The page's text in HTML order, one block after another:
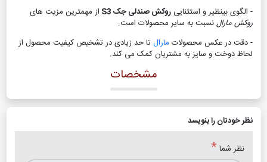
- الگوی بینظیر و استثناییروکش صندلی جک S3
از مهمترین مزیت های
روکش مارالنسبت به سایر محصولات است.
- دقت در عکس محصولات مارالتا حد زیادی در تشخیص کیفیت محصول از
لحاظ دوخت و سایز به مشتریان کمک می کند.
مشخصات
نظر خودتان را بنویسد
نظر شما *